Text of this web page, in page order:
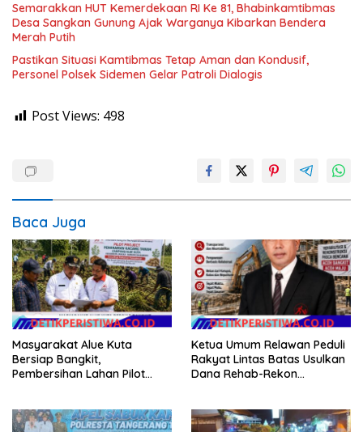
Semarakkan HUT Kemerdekaan RI Ke 81, Bhabinkamtibmas
Desa Sangkan Gunung Ajak Warganya Kibarkan Bendera
Merah Putih
Pastikan Situasi Kamtibmas Tetap Aman dan Kondusif,
Personel Polsek Sidemen Gelar Patroli Dialogis
Post Views: 498
Baca Juga
Masyarakat Alue Kuta
Bersiap Bangkit,
Pembersihan Lahan Pilot
Ketua Umum Relawan Peduli
Rakyat Lintas Batas Usulkan
Dana Rehab-Rekon
Pemerintah Pusat